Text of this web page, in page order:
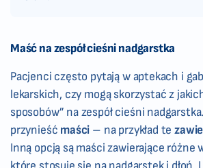
Maść na zespół cieśni nadgarstka
Pacjenci często pytają w aptekach i
lekarskich, czy mogą skorzystać z
sposobów” na zespół cieśni
przynieść maści – na przykład te
Inną opcją są maści zawierające różne